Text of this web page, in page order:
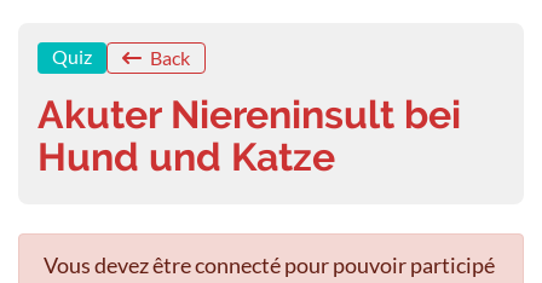
Quiz Back
Akuter Niereninsult bei
Hund und Katze
Vous devez être connecté pour pouvoir participé